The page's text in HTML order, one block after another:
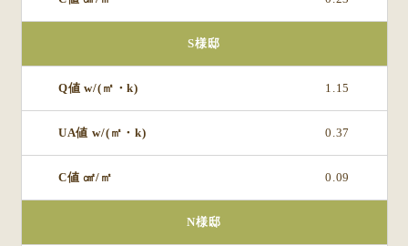
S様邸
1.15
0.37
0.09
N様邸